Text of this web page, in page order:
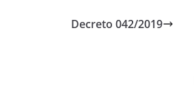
Decreto 042/2019